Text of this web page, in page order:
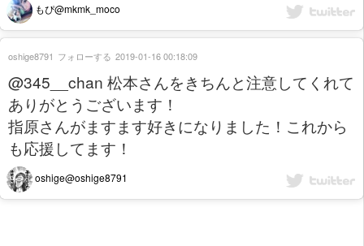
もぴ@mkmk_moco
@345__chan 松本さんをきちんと注意してくれて
ありがとうございます！
指原さんがますます好きになりました！これから
も応援してます！
oshige@oshige8791
oshige8791 フォローする 2019-01-16 00:18:09